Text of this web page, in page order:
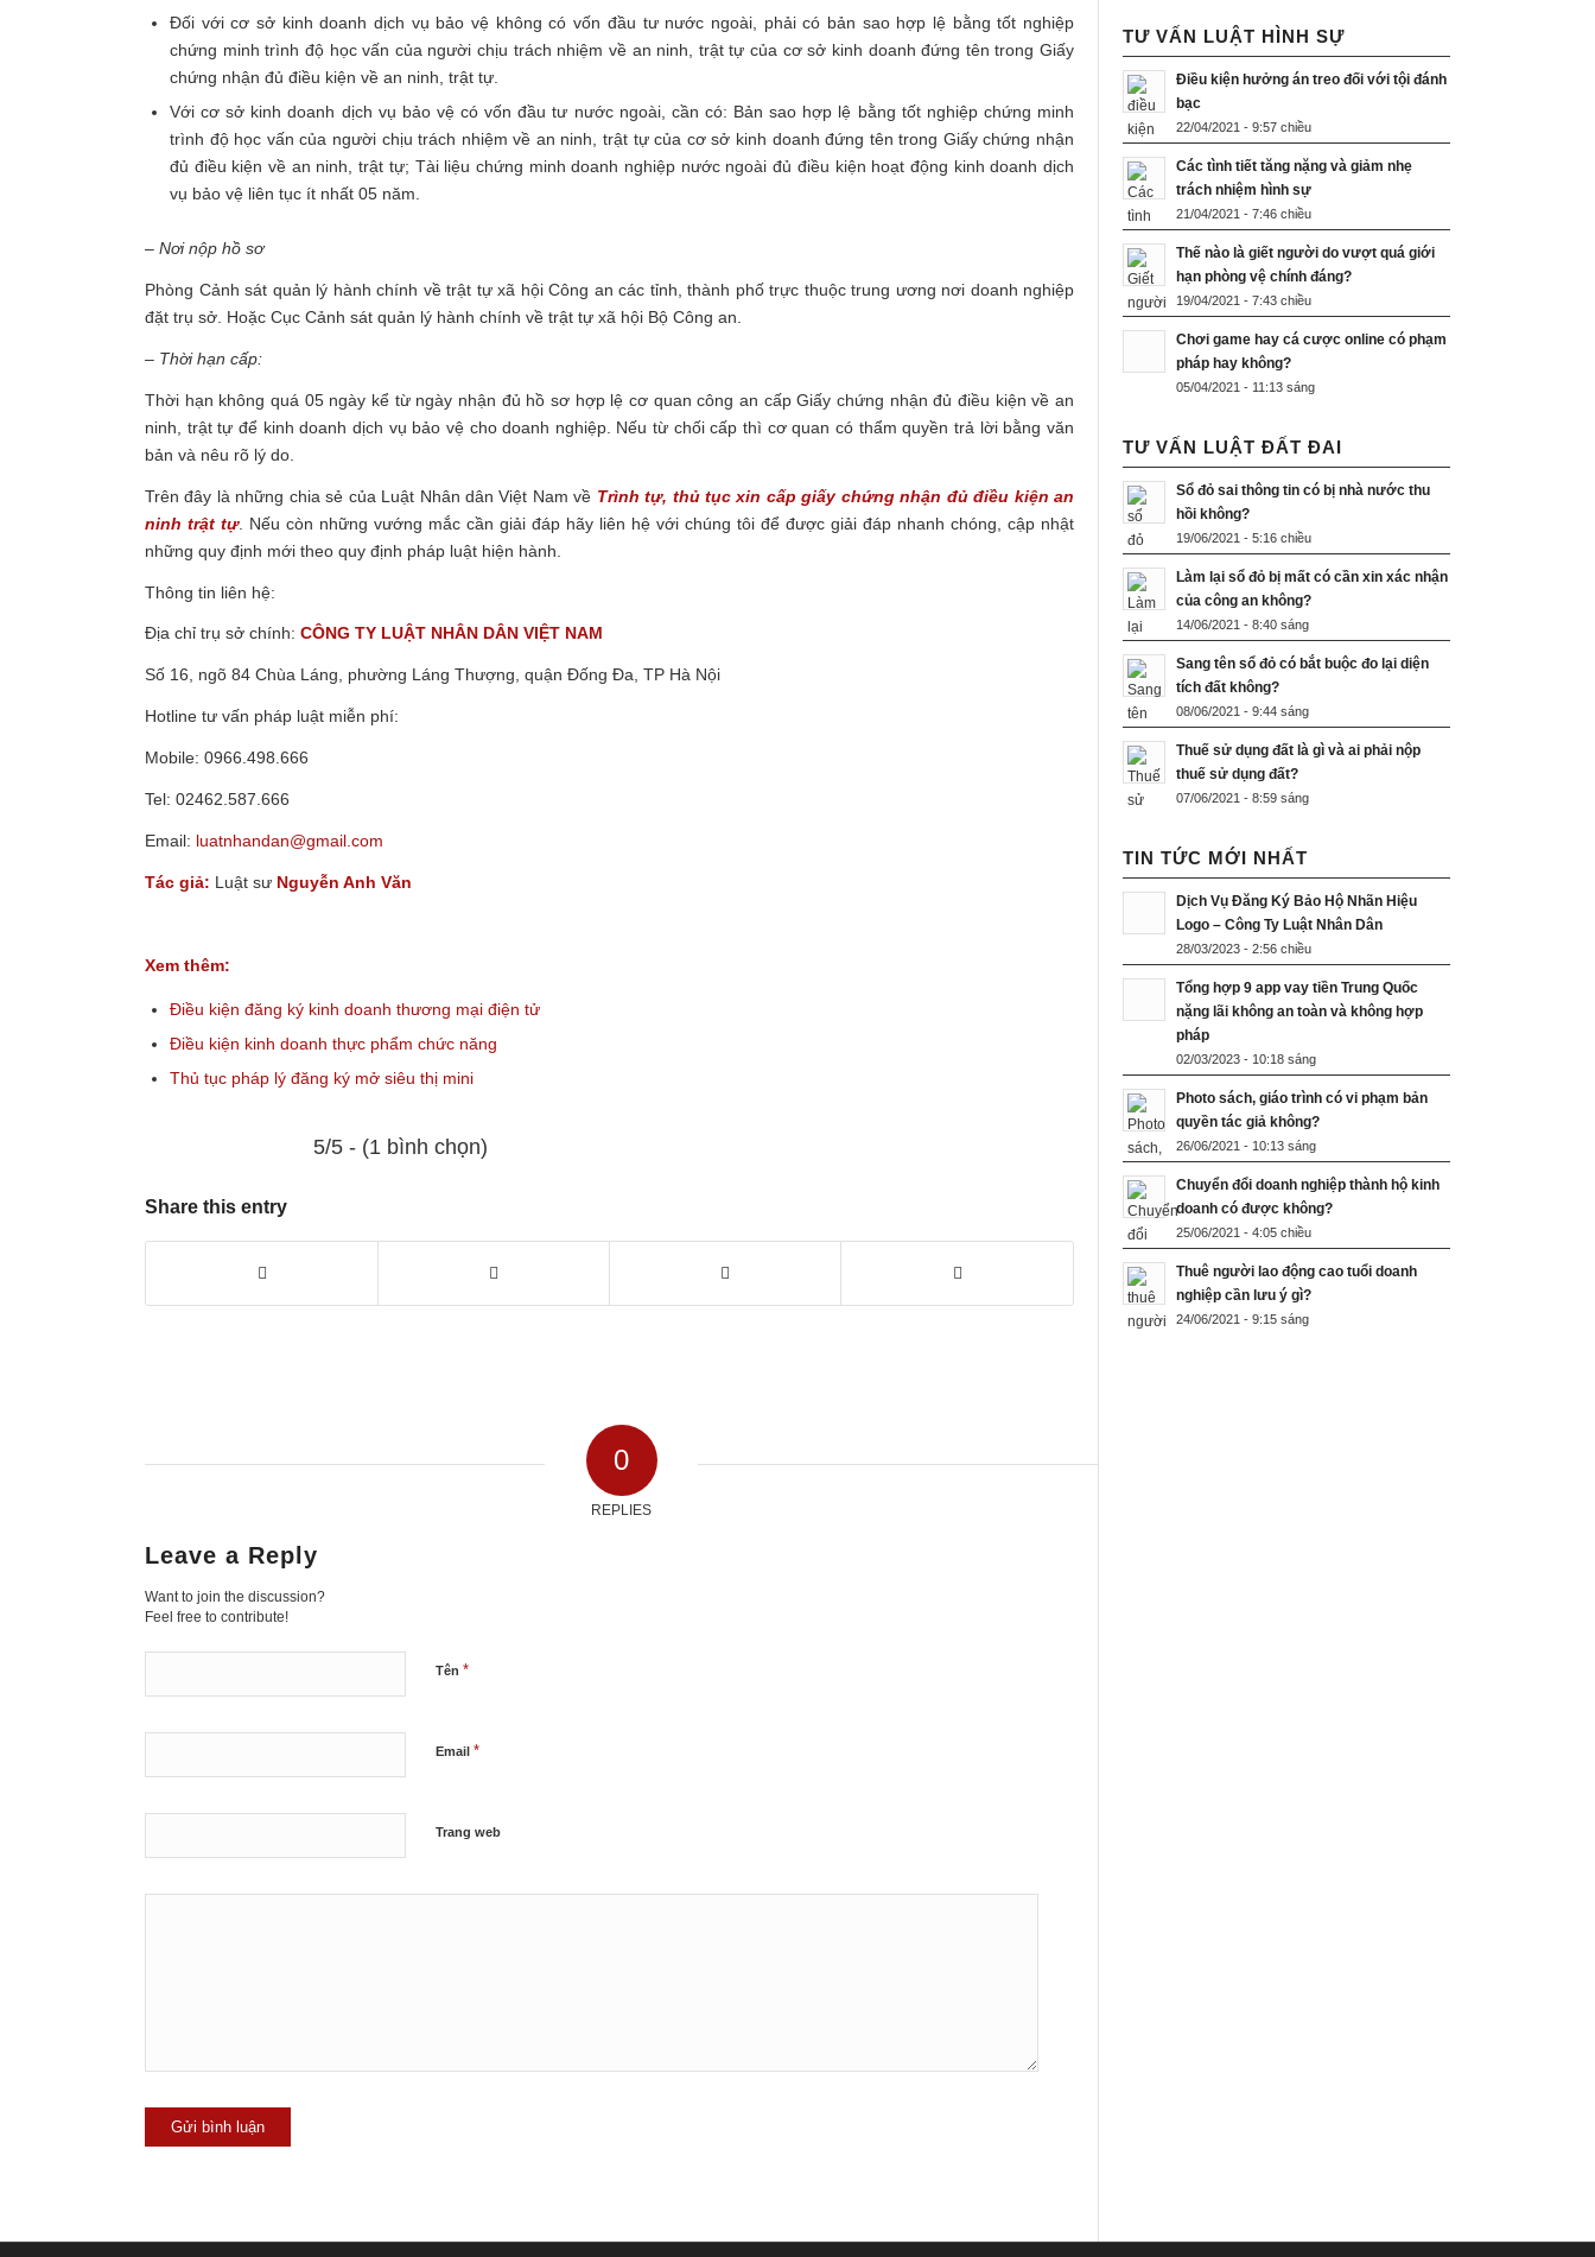
Đối với cơ sở kinh doanh dịch vụ bảo vệ không có vốn đầu tư nước ngoài, phải có bản sao hợp lệ bằng tốt nghiệp
chứng minh trình độ học vấn của người chịu trách nhiệm về an ninh, trật tự của cơ sở kinh doanh đứng tên trong Giấy
chứng nhận đủ điều kiện về an ninh, trật tự.
Với cơ sở kinh doanh dịch vụ bảo vệ có vốn đầu tư nước ngoài, cần có: Bản sao hợp lệ bằng tốt nghiệp chứng minh
trình độ học vấn của người chịu trách nhiệm về an ninh, trật tự của cơ sở kinh doanh đứng tên trong Giấy chứng nhận
đủ điều kiện về an ninh, trật tự; Tài liệu chứng minh doanh nghiệp nước ngoài đủ điều kiện hoạt động kinh doanh dịch
vụ bảo vệ liên tục ít nhất 05 năm.
– Nơi nộp hồ sơ
Phòng Cảnh sát quản lý hành chính về trật tự xã hội Công an các tỉnh, thành phố trực thuộc trung ương nơi doanh nghiệp
đặt trụ sở. Hoặc Cục Cảnh sát quản lý hành chính về trật tự xã hội Bộ Công an.
– Thời hạn cấp:
Thời hạn không quá 05 ngày kể từ ngày nhận đủ hồ sơ hợp lệ cơ quan công an cấp Giấy chứng nhận đủ điều kiện về an
ninh, trật tự để kinh doanh dịch vụ bảo vệ cho doanh nghiệp. Nếu từ chối cấp thì cơ quan có thẩm quyền trả lời bằng văn
bản và nêu rõ lý do.
Trên đây là những chia sẻ của Luật Nhân dân Việt Nam về Trình tự, thủ tục xin cấp giấy chứng nhận đủ điều kiện an
ninh trật tự. Nếu còn những vướng mắc cần giải đáp hãy liên hệ với chúng tôi để được giải đáp nhanh chóng, cập nhật
những quy định mới theo quy định pháp luật hiện hành.
Thông tin liên hệ:
Địa chỉ trụ sở chính: CÔNG TY LUẬT NHÂN DÂN VIỆT NAM
Số 16, ngõ 84 Chùa Láng, phường Láng Thượng, quận Đống Đa, TP Hà Nội
Hotline tư vấn pháp luật miễn phí:
Mobile: 0966.498.666
Tel: 02462.587.666
Email: luatnhandan@gmail.com
Tác giả: Luật sư Nguyễn Anh Văn
Xem thêm:
Điều kiện đăng ký kinh doanh thương mại điện tử
Điều kiện kinh doanh thực phẩm chức năng
Thủ tục pháp lý đăng ký mở siêu thị mini
5/5 - (1 bình chọn)
Share this entry
0
REPLIES
Leave a Reply
Want to join the discussion?
Feel free to contribute!
Tên *
Email *
Trang web
TƯ VẤN LUẬT HÌNH SỰ
Điều kiện hưởng án treo đối với tội đánh
bạc
22/04/2021 - 9:57 chiều
Các tình tiết tăng nặng và giảm nhẹ
trách nhiệm hình sự
21/04/2021 - 7:46 chiều
Thế nào là giết người do vượt quá giới
hạn phòng vệ chính đáng?
19/04/2021 - 7:43 chiều
Chơi game hay cá cược online có phạm
pháp hay không?
05/04/2021 - 11:13 sáng
TƯ VẤN LUẬT ĐẤT ĐAI
Sổ đỏ sai thông tin có bị nhà nước thu
hồi không?
19/06/2021 - 5:16 chiều
Làm lại sổ đỏ bị mất có cần xin xác nhận
của công an không?
14/06/2021 - 8:40 sáng
Sang tên sổ đỏ có bắt buộc đo lại diện
tích đất không?
08/06/2021 - 9:44 sáng
Thuế sử dụng đất là gì và ai phải nộp
thuế sử dụng đất?
07/06/2021 - 8:59 sáng
TIN TỨC MỚI NHẤT
Dịch Vụ Đăng Ký Bảo Hộ Nhãn Hiệu
Logo – Công Ty Luật Nhân Dân
28/03/2023 - 2:56 chiều
Tổng hợp 9 app vay tiền Trung Quốc
nặng lãi không an toàn và không hợp
pháp
02/03/2023 - 10:18 sáng
Photo sách, giáo trình có vi phạm bản
quyền tác giả không?
26/06/2021 - 10:13 sáng
Chuyển đổi doanh nghiệp thành hộ kinh
doanh có được không?
25/06/2021 - 4:05 chiều
Thuê người lao động cao tuổi doanh
nghiệp cần lưu ý gì?
24/06/2021 - 9:15 sáng